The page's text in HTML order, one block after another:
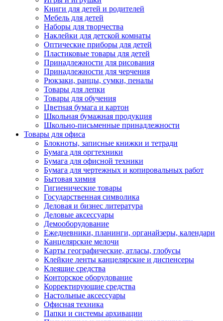
Книги для детей и родителей
Мебель для детей
Наборы для творчества
Наклейки для детской комнаты
Оптические приборы для детей
Пластиковые товары для детей
Принадлежности для рисования
Принадлежности для черчения
Рюкзаки, ранцы, сумки, пеналы
Товары для лепки
Товары для обучения
Цветная бумага и картон
Школьная бумажная продукция
Школьно-письменные принадлежности
Товары для офиса
Блокноты, записные книжки и тетради
Бумага для оргтехники
Бумага для офисной техники
Бумага для чертежных и копировальных работ
Бытовая химия
Гигиенические товары
Государственная символика
Деловая и бизнес литература
Деловые аксессуары
Демооборудование
Ежедневники, планинги, органайзеры, календари
Канцелярские мелочи
Карты географические, атласы, глобусы
Клейкие ленты канцелярские и диспенсеры
Клеящие средства
Конторское оборудование
Корректирующие средства
Настольные аксессуары
Офисная техника
Папки и системы архивации